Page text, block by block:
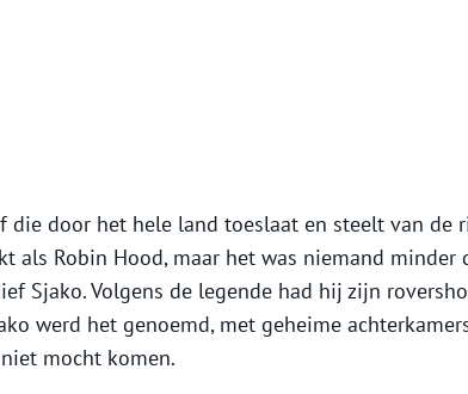
die door het hele land toeslaat en steelt van de
als Robin Hood, maar het was niemand minder
Sjako. Volgens de legende had hij zijn
werd het genoemd, met geheime
mocht komen.